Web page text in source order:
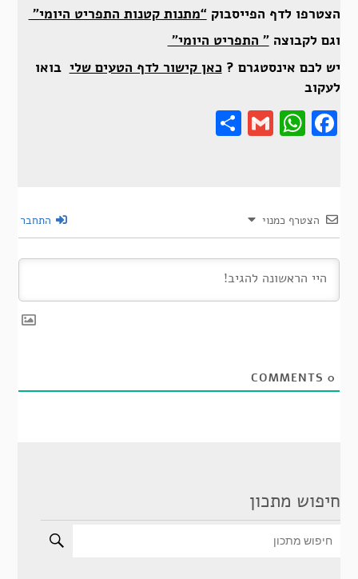
הצטרפו לדף הפייסבוק “מתנות קטנות התפריט היומי”
וגם לקבוצה” התפריט היומי”
יש לכם אינסטגרם ? כאן קישור לדף הטעים שלי בואו
לעקוב
Gmail
Share
הצטרף כמנוי התחבר
0
חיפוש מתכון